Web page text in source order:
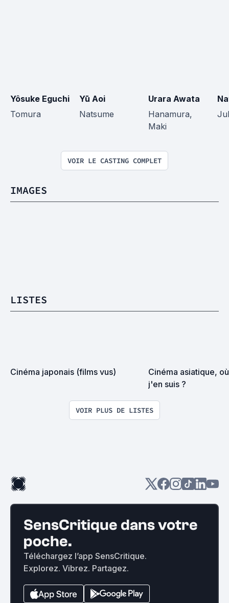
Yôsuke Eguchi
Tomura
Yū Aoi
Natsume
Urara Awata
Hanamura,
Maki
VOIR LE CASTING COMPLET
IMAGES
LISTES
Cinéma japonais (films vus)
Cinéma asiatique,
j'en suis ?
VOIR PLUS DE LISTES
SensCritique dans votre
poche.
Téléchargez l’app SensCritique.
Explorez. Vibrez. Partagez.